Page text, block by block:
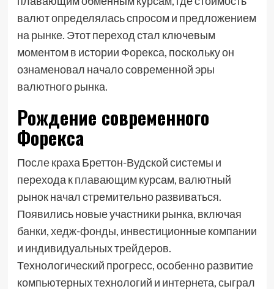
валют определялась спросом и предложением
на рынке. Этот переход стал ключевым
моментом в истории Форекса, поскольку он
ознаменовал начало современной эры
валютного рынка.
Рождение современного
Форекса
После краха Бреттон-Вудской системы и
перехода к плавающим курсам, валютный
рынок начал стремительно развиваться.
Появились новые участники рынка, включая
банки, хедж-фонды, инвестиционные компании
и индивидуальных трейдеров.
Технологический прогресс, особенно развитие
компьютерных технологий и интернета, сыграл